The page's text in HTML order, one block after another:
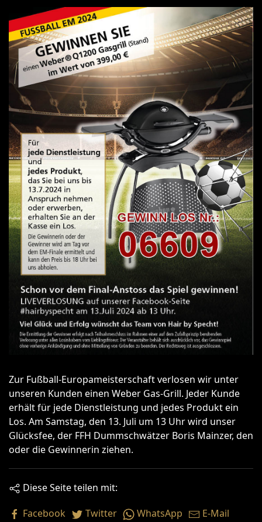
Zur Fußball-Europameisterschaft verlosen wir unter
unseren Kunden einen Weber Gas-Grill. Jeder Kunde
erhält für jede Dienstleistung und jedes Produkt ein
Los. Am Samstag, den 13. Juli um 13 Uhr wird unser
Glücksfee, der FFH Dummschwätzer Boris Mainzer, den
oder die Gewinnerin ziehen.
Diese Seite teilen mit:
Facebook
Twitter WhatsApp E-Mail